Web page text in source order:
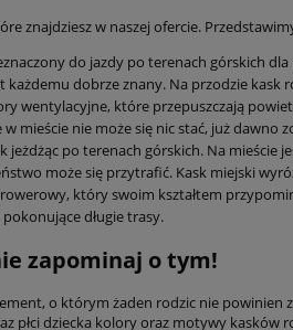
znajdziesz w naszej ofercie.
do jazdy po terenach górskich
dobrze znany. Na przodzie kask
wentylacyjne, które przepuszczają
mieście nie może się nic stać, już dawno
jeżdżąc po terenach górskich. Na mieście
może się przytrafić. Kask miejski
który swoim kształtem
długie trasy.
zapominaj o tym!
o którym żaden rodzic nie powinien
płci dziecka kolory oraz motywy kasków